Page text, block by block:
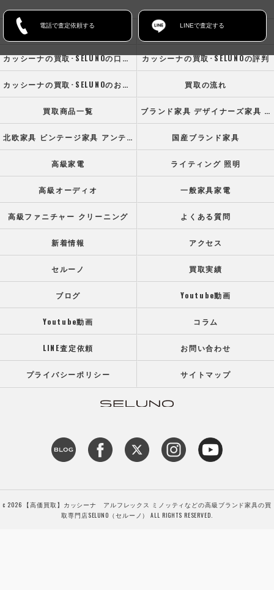
電話で査定依頼する LINEで査定する
ホーム コンセプト
カッシーナの買取･SELUNOの口コミ情報 カッシーナの買取･SELUNOの評判
カッシーナの買取･SELUNOのお客様の声 買取の流れ
買取商品一覧 ブランド家具 デザイナーズ家具 高級オフィス家具
北欧家具 ビンテージ家具 アンティーク家具 国産ブランド家具
高級家電 ライティング 照明
高級オーディオ 一般家具家電
高級ファニチャー クリーニング よくある質問
新着情報 アクセス
セルーノ 買取実績
ブログ Youtube動画
Youtube動画 コラム
LINE査定依頼 お問い合わせ
プライバシーポリシー サイトマップ
c 2026 【高価買取】カッシーナ アルフレックス ミノッティなどの高級ブランド家具の買
取専門店SELUNO（セルーノ） ALL RIGHTS RESERVED.